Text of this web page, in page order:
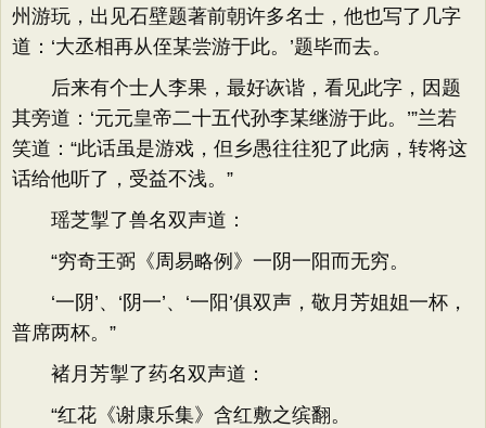
州游玩，出见石壁题著前朝许多名士，他也写了几字
道：‘大丞相再从侄某尝游于此。’题毕而去。
后来有个士人李果，最好诙谐，看见此字，因题
其旁道：‘元元皇帝二十五代孙李某继游于此。’”兰若
笑道：“此话虽是游戏，但乡愚往往犯了此病，转将这
话给他听了，受益不浅。”
瑶芝掣了兽名双声道：
“穷奇王弼《周易略例》一阴一阳而无穷。
‘一阴’、‘阴一’、‘一阳’俱双声，敬月芳姐姐一杯，
普席两杯。”
褚月芳掣了药名双声道：
“红花《谢康乐集》含红敷之缤翻。